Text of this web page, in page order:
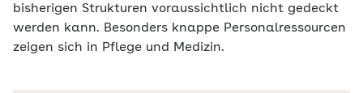
bisherigen Strukturen voraussichtlich nicht gedeckt
werden kann. Besonders knappe Personalressourcen
zeigen sich in Pflege und Medizin.